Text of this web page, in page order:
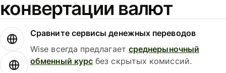
конвертации валют
Сравните сервисы денежных переводов
Wise всегда предлагает среднерыночный
обменный курс без скрытых комиссий.